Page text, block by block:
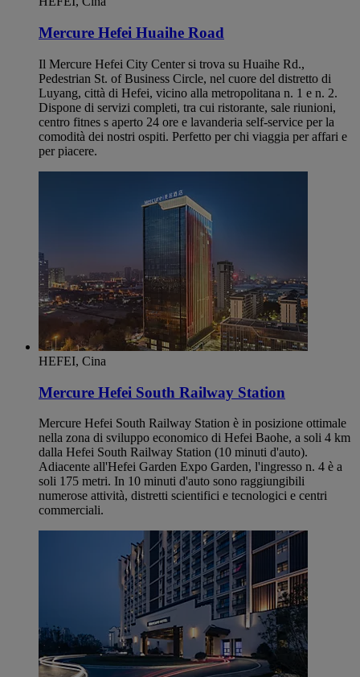
Mercure Hefei Huaihe Road
Il Mercure Hefei City Center si trova su Huaihe Rd.,
Pedestrian St. of Business Circle, nel cuore del distretto di
Luyang, città di Hefei, vicino alla metropolitana n. 1 e n. 2.
Dispone di servizi completi, tra cui ristorante, sale riunioni,
centro fitnes s aperto 24 ore e lavanderia self-service per la
comodità dei nostri ospiti. Perfetto per chi viaggia per affari e
per piacere.
HEFEI, Cina
Mercure Hefei South Railway Station
Mercure Hefei South Railway Station è in posizione ottimale
nella zona di sviluppo economico di Hefei Baohe, a soli 4 km
dalla Hefei South Railway Station (10 minuti d'auto).
Adiacente all'Hefei Garden Expo Garden, l'ingresso n. 4 è a
soli 175 metri. In 10 minuti d'auto sono raggiungibili
numerose attività, distretti scientifici e tecnologici e centri
commerciali.